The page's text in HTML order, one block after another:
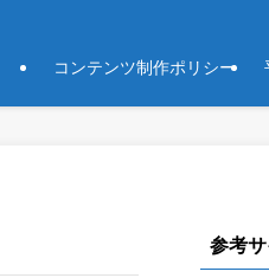
コンテンツ制作ポリシー
参考サ